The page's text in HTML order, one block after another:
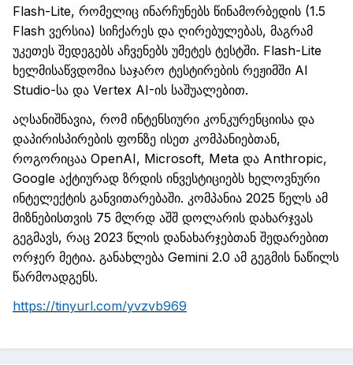
Flash-Lite, რომელიც ინარჩუნებს წინამორბედის (1.5
Flash ვერსია) სიჩქარეს და ღირებულებას, მაგრამ
უკეთეს შედეგებს აჩვენებს უმეტეს ტესტში. Flash-Lite
ხელმისაწვდომია საჯარო ტესტირების რეჟიმში AI
Studio-სა და Vertex AI-ის საშუალებით.
აღსანიშნავია, რომ ინტენსიური კონკურენციისა და
დაპირისპირების ფონზე ისეთ კომპანიებთან,
როგორიცაა OpenAI, Microsoft, Meta და Anthropic,
Google აქტიურად ზრდის ინვესტიციებს ხელოვნური
ინტელექტის განვითარებაში. კომპანია 2025 წელს ამ
მიზნებისთვის 75 მლრდ აშშ დოლარის დახარჯვას
გეგმავს, რაც 2023 წლის დანახარჯებთან შედარებით
ორჯერ მეტია. განახლება Gemini 2.0 ამ გეგმის ნაწილს
წარმოადგენს.
https://tinyurl.com/yvzvb969